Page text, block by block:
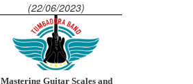
(22/06/2023)
Mastering Guitar Scales and